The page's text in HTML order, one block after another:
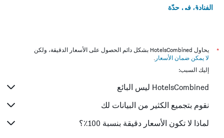
الفنادق في جدّة
*
يحاول HotelsCombined بشكل دائم الحصول على الأسعار الدقيقة، ولكن
لا يمكن ضمان الأسعار .
إليك السبب:
HotelsCombined ليس البائع
نقوم بتجميع الكثير من البيانات لك
لماذا لا تكون الأسعار دقيقة بنسبة 100٪؟